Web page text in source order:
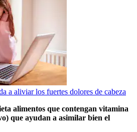
a aliviar los fuertes dolores de cabeza
alimentos que contengan vitamina
que ayudan a asimilar bien el